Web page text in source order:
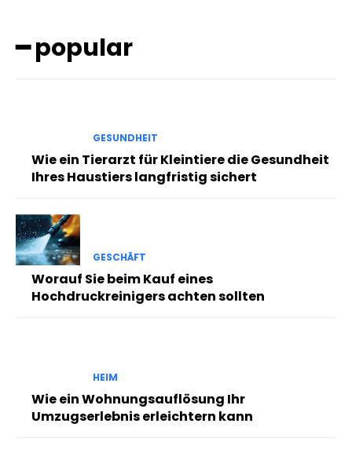
━ popular
GESUNDHEIT
Wie ein Tierarzt für Kleintiere die Gesundheit
Ihres Haustiers langfristig sichert
GESCHÄFT
Worauf Sie beim Kauf eines
Hochdruckreinigers achten sollten
HEIM
Wie ein Wohnungsauflösung Ihr
Umzugserlebnis erleichtern kann